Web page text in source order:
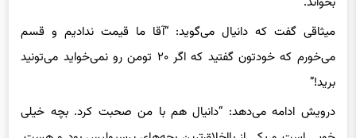
میثاقی گفت که دانیال می‌گوید: “آقا ما قیمت ندادیم و قسم
می‌خورم که خودتون گفتید که اگر ۲۰ تومن رو نمی‌خواید می‌تونید
برید!”
درویش ادامه می‌دهد: “دانیال هم با من صحبت کرد. بچه خیلی
خوبی است و یکی از بااخلاق‌ترین بچه‌های پرسپولیس بود و هست.